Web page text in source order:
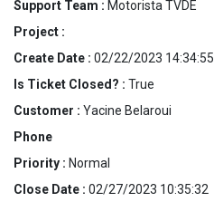
Support Team : Motorista TVDE
Project :
Create Date : 02/22/2023 14:34:55
Is Ticket Closed? : True
Customer : Yacine Belaroui
Phone
Priority : Normal
Close Date : 02/27/2023 10:35:32